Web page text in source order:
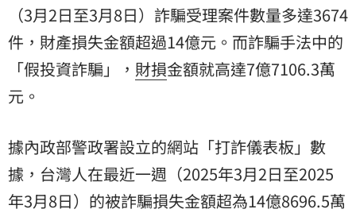
（3月2日至3月8日）詐騙受理案件數量多達3674
件，財產損失金額超過14億元。而詐騙手法中的
「假投資詐騙」， 財損金額就高達7億7106.3萬
元。
據內政部警政署設立的網站「打詐儀表板」數
據，台灣人在最近一週（2025年3月2日至2025
年3月8日）的被詐騙損失金額超為14億8696.5萬